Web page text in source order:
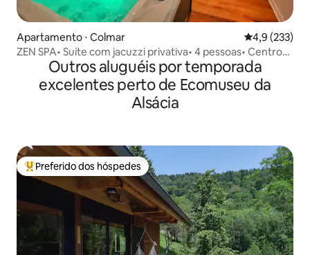
Apartamento ⋅ Colmar 4,9 de uma
4,9 (233)
ZEN SPA• Suíte com jacuzzi privativa• 4 pessoas• Centro
de ColmarOutros aluguéis por temporada
excelentes perto de Ecomuseu da
Alsácia
Entre os melhores preferidos dos hóspedes
Preferido dos hóspedes